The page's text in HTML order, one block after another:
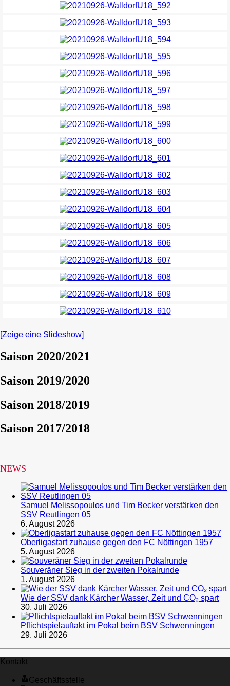
[Zeige eine Slideshow]
Saison 2020/2021
Saison 2019/2020
Saison 2018/2019
Saison 2017/2018
NEWS
Samuel Melissopoulos und Tim Becker verstärken den
SSV Reutlingen 05
6. August 2026
Oberligastart zuhause gegen den FC Nöttingen 1957
5. August 2026
Souveräner Sieg in der zweiten Pokalrunde
1. August 2026
Wie der SSV dank Kärcher Wasser, Zeit und CO₂ spart
30. Juli 2026
Pflichtspielauftakt im Pokal beim BSV Schwenningen
29. Juli 2026
Kontakt
Geschäftsstelle